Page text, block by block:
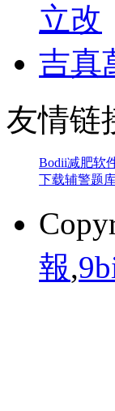
立改
吉真
友情链
Bodii减肥软
下载辅警题
報,